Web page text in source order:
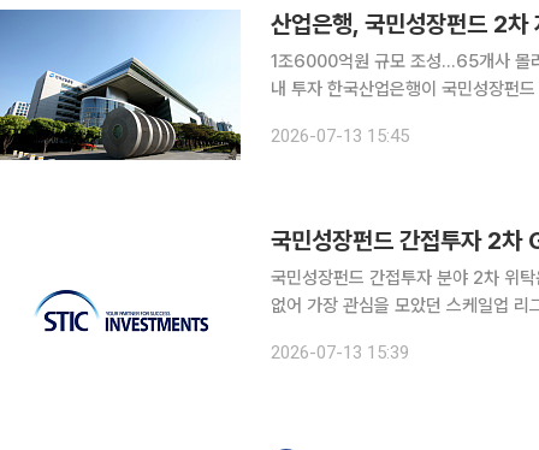
산업은행, 국민성장펀드 2차
1조6000억원 규모 조성…65개사 몰
내 투자 한국산업은행이 국민성장펀드 간접투자 분야의 2차 자펀드 운용사 7곳을 선정했다. 앞서 1
금융투자운용은 이날 ‘2026년 국민
2026-07-13 15:45
국민성장펀드 간접투자 2차
국민성장펀드 간접투자 분야 2차 위
없어 가장 관심을 모았던 스케일업
사업 최종 GP 선정을 마무리하고 결
2026-07-13 15:39